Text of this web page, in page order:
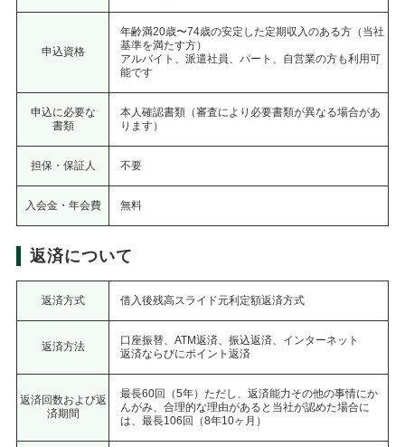
申込資格
年齢満20歳〜74歳の安定した定期収入のある方（当社
基準を満たす方）
アルバイト、派遣社員、パート、自営業の方も利用可
能です
申込に必要な
書類
本人確認書類（審査により必要書類が異なる場合があ
ります）
担保・保証人 不要
入会金・年会費 無料
返済について
返済方式 借入後残高スライド元利定額返済方式
返済方法
口座振替、ATM返済、振込返済、インターネット
返済ならびにポイント返済
返済回数および返
済期間
最長60回（5年）ただし、返済能力その他の事情にか
んがみ、合理的な理由があると当社が認めた場合に
は、最長106回（8年10ヶ月）